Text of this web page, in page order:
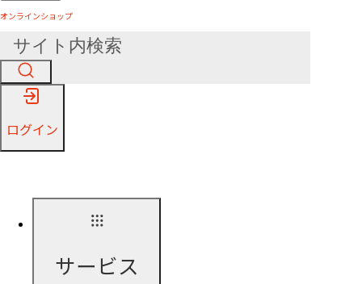
オンラインショップ
ログイン
サービス